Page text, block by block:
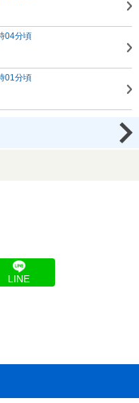
04分頃
01分頃
LINE